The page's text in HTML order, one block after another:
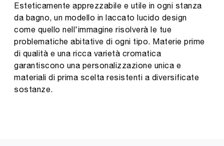
Esteticamente apprezzabile e utile in ogni stanza
da bagno, un modello in laccato lucido design
come quello nell'immagine risolverà le tue
problematiche abitative di ogni tipo. Materie prime
di qualità e una ricca varietà cromatica
garantiscono una personalizzazione unica e
materiali di prima scelta resistenti a diversificate
sostanze.